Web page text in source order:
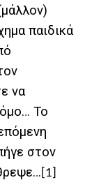
παιδικά
να
Το
στον
[1]